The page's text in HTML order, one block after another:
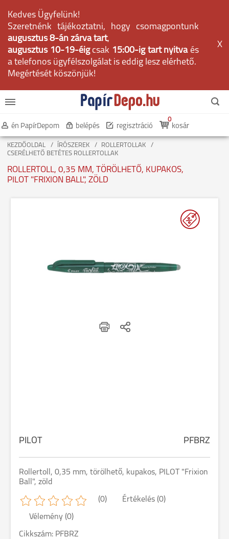
Kedves Ügyfelünk!
Szeretnénk tájékoztatni, hogy csomagpontunk
augusztus 8-án zárva tart,
augusztus 10-19-éig csak 15:00-ig tart nyitvaés
a telefonos ügyfélszolgálat is eddig lesz elérhető.
Megértését köszönjük!
X
én PapírDepom belépés regisztráció kosár
0
KEZDŐOLDAL ÍRÓSZEREK
ROLLERTOLLAK
CSERÉLHETŐ BETÉTES ROLLERTOLLAK
ROLLERTOLL, 0,35 MM, TÖRÖLHETŐ, KUPAKOS,
PILOT "FRIXION BALL", ZÖLD
PILOT PFBRZ
Rollertoll, 0,35 mm, törölhető, kupakos, PILOT "Frixion
Ball", zöld
(0) Értékelés (0)
Vélemény (0)
Cikkszám: PFBRZ